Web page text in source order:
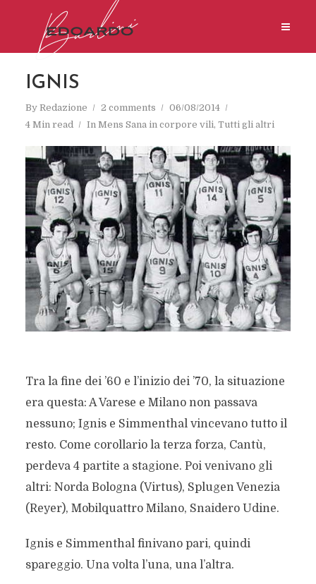
IGNIS
By Redazione 2 comments
06/08/2014
4 Min read
In Mens Sana in corpore vili, Tutti gli altri
Tra la fine dei ’60 e l’inizio dei ’70, la situazione
era questa: A Varese e Milano non passava
nessuno; Ignis e Simmenthal vincevano tutto il
resto. Come corollario la terza forza, Cantù,
perdeva 4 partite a stagione. Poi venivano gli
altri: Norda Bologna (Virtus), Splugen Venezia
(Reyer), Mobilquattro Milano, Snaidero Udine.
Ignis e Simmenthal finivano pari, quindi
spareggio. Una volta l’una, una l’altra.